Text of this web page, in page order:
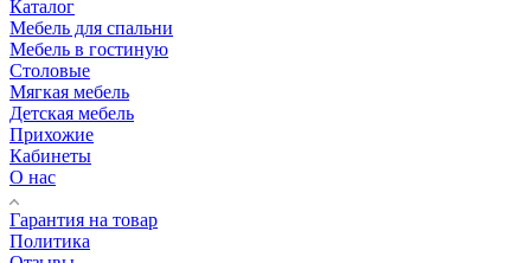
Каталог
Мебель для спальни
Мебель в гостиную
Столовые
Мягкая мебель
Детская мебель
Прихожие
Кабинеты
О нас
Гарантия на товар